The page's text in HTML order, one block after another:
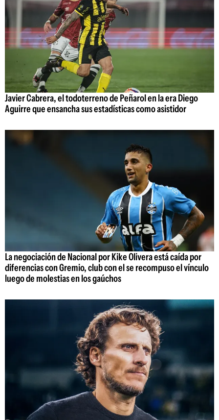
Javier Cabrera, el todoterreno de Peñarol en la era Diego
Aguirre que ensancha sus estadísticas como asistidor
La negociación de Nacional por Kike Olivera está caída por
diferencias con Gremio, club con el se recompuso el vínculo
luego de molestias en los gaúchos